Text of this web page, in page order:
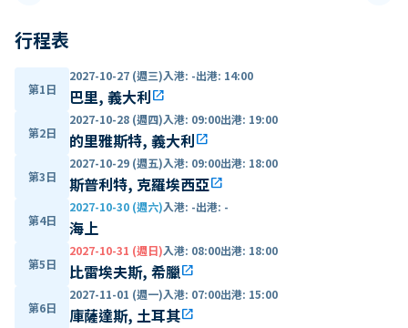
行程表
第1日
2027-10-27 (週三)入港: -出港: 14:00
巴里, 義大利open_in_new
第2日
2027-10-28 (週四)入港: 09:00出港: 19:00
的里雅斯特, 義大利open_in_new
第3日
2027-10-29 (週五)入港: 09:00出港: 18:00
斯普利特, 克羅埃西亞open_in_new
第4日
2027-10-30 (週六)入港: -出港: -
海上
第5日
2027-10-31 (週日)入港: 08:00出港: 18:00
比雷埃夫斯, 希臘open_in_new
第6日
2027-11-01 (週一)入港: 07:00出港: 15:00
庫薩達斯, 土耳其open_in_new